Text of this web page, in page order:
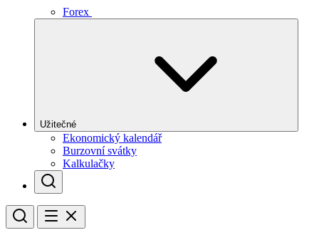
Forex
Užitečné
Ekonomický kalendář
Burzovní svátky
Kalkulačky